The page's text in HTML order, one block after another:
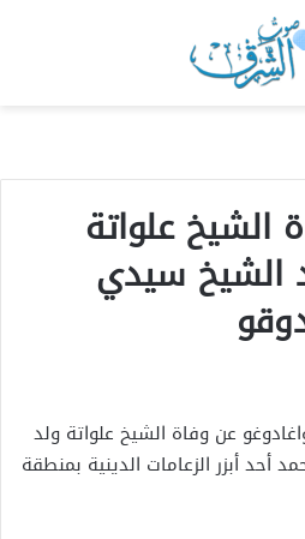
الشيخ علواتة
الشيخ سيدي
عن وفاة الشيخ علواتة ولد
أبزر الزعامات الدينية بمنطقة